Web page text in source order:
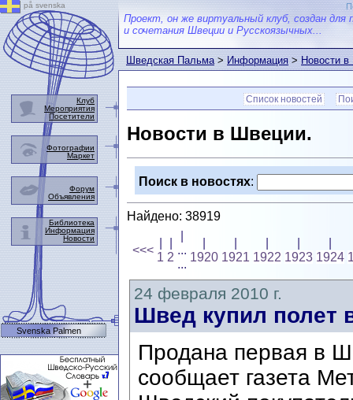
Проект, он же виртуальный клуб, создан для
и сочетания Швеции и Русскоязычных...
Шведская Пальма>Информация>Новости
Список новостей
Новости в Швеции.
Поиск в новостях:
Найдено: 38919
<<<
1 2
...
...
1920 1921 1922 1923 1924
24 февраля 2010 г.
Швед купил полет
Продана первая в
сообщает газета
på svenska
Клуб
Мероприятия
Посетители
Фотографии
Маркет
Форум
Объявления
Библиотека
Информация
Новости
Svenska Palmen